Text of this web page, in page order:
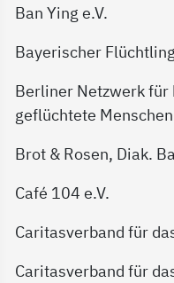
Ban Ying e.V.
Bayerischer
Berliner Netzwerk
geflüchtete
Brot & Rosen, Diak.
Café 104 e.V.
Caritasverband für
Caritasverband für